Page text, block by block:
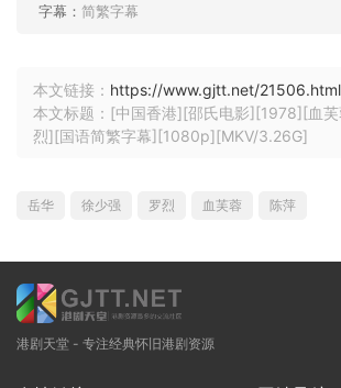
字幕： 简繁字幕
本文链接： https://www.gjtt.net/21506.html
本文标题：[中国香港][邵氏电影][1978][血
烈][国语简繁字幕][1080p][MKV/3.26G]
岳华 徐少强 罗烈 血芙蓉 陈萍
港剧天堂 - 专注经典怀旧港剧资源